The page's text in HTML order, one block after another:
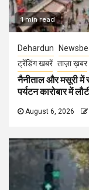
1 min read
Dehardun
ट्रेंडिंग खबरें ताज़ा ख़बर
नैनीताल और मसूरी में
पर्यटन कारोबार में
August 6, 2026